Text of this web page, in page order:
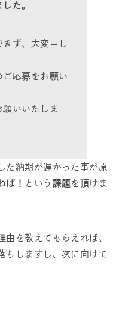
た。
ず、大変申し
ご応募をお願い
いいたしま
た納期が遅かった事が原
ば！ という 課題 を頂けま
由を教えてもらえれば、
ちしますし、次に向けて